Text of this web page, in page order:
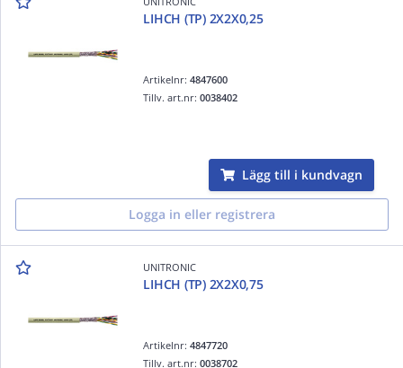
LIHCH (TP) 2X2X0,25
Artikelnr:4847600
Tillv. art.nr:0038402
Lägg till i kundvagn
Logga in eller registrera
UNITRONIC
LIHCH (TP) 2X2X0,75
Artikelnr:4847720
Tillv. art.nr:0038702